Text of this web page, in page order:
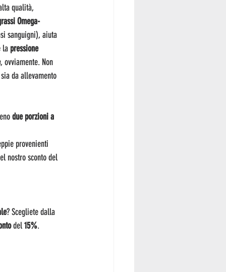
qualità,
Omega-
sanguigni), aiuta
la pressione
, ovviamente. Non
da allevamento
due porzioni a
provenienti
nostro sconto del
? Scegliete dalla
del 15%.